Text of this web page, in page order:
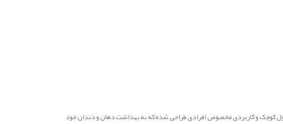
کوچک و کاربردی مخصوص افرادی طراحی شده که به بهداشت دهان و دندان خود